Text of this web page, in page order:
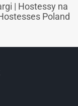
| Hostessy na
Poland